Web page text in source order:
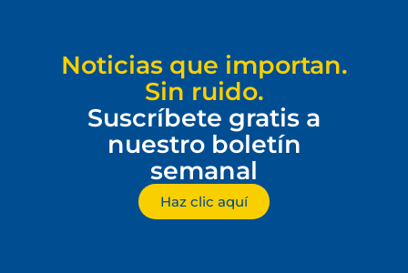
Noticias que importan.
Sin ruido.
Suscríbete gratis a
nuestro boletín
semanal
Haz clic aquí